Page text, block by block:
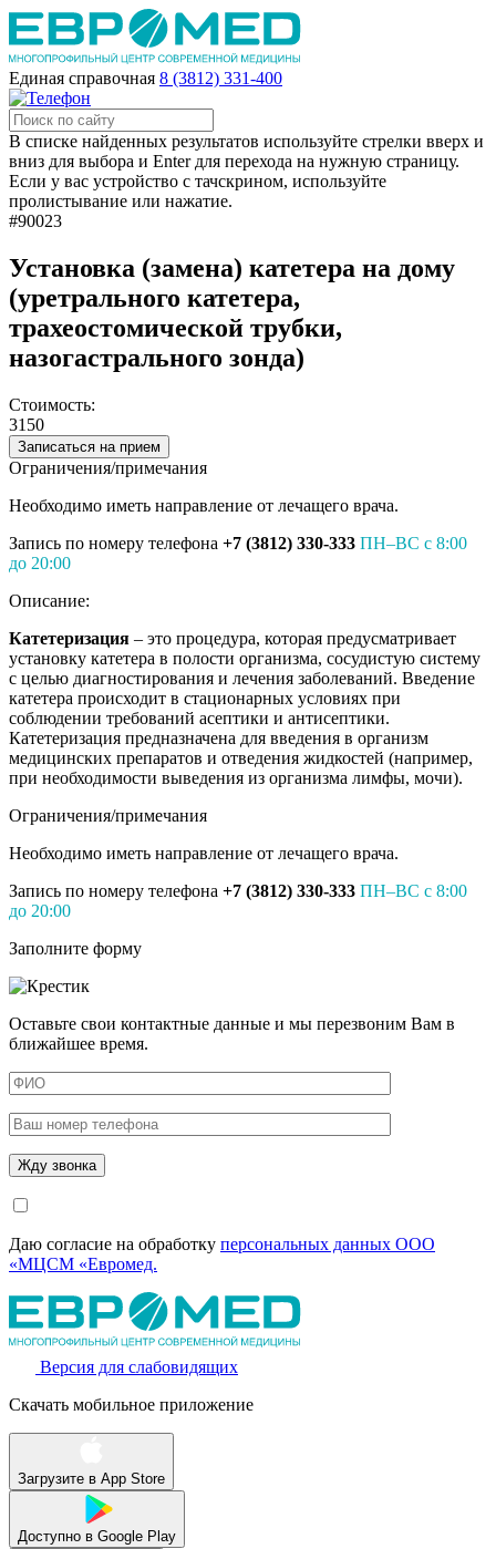
Единая справочная 8 (3812) 331-400
В списке найденных результатов используйте стрелки вверх и
вниз для выбора и Enter для перехода на нужную страницу.
Если у вас устройство с тачскрином, используйте
пролистывание или нажатие.
#90023
Установка (замена) катетера на дому
(уретрального катетера,
трахеостомической трубки,
назогастрального зонда)
Стоимость:
3150
Записаться на прием
Ограничения/примечания
Необходимо иметь направление от лечащего врача.
Запись по номеру телефона +7 (3812) 330-333 ПН–ВС с 8:00
до 20:00
Описание:
Катетеризация – это процедура, которая предусматривает
установку катетера в полости организма, сосудистую систему
с целью диагностирования и лечения заболеваний. Введение
катетера происходит в стационарных условиях при
соблюдении требований асептики и антисептики.
Катетеризация предназначена для введения в организм
медицинских препаратов и отведения жидкостей (например,
при необходимости выведения из организма лимфы, мочи).
Ограничения/примечания
Необходимо иметь направление от лечащего врача.
Запись по номеру телефона +7 (3812) 330-333 ПН–ВС с 8:00
до 20:00
Заполните форму
Оставьте свои контактные данные и мы перезвоним Вам в
ближайшее время.
Даю согласие на обработку персональных данных ООО
«МЦСМ «Евромед.
Версия для слабовидящих
Скачать мобильное приложение
Загрузите в App Store
Доступно в Google Play